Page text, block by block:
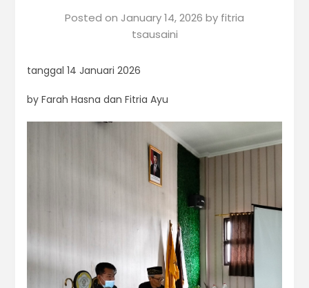
Posted on January 14, 2026 by fitria
tsausaini
tanggal 14 Januari 2026
by Farah Hasna dan Fitria Ayu